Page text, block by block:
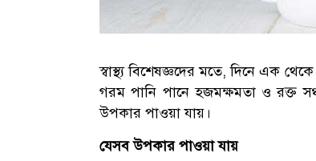
স্বাস্থ্য বিশেষজ্ঞদের মতে, দিনে এক
গরম পানি পানে হজমক্ষমতা ও রক্ত
উপকার পাওয়া যায়।
যেসব উপকার পাওয়া যায়